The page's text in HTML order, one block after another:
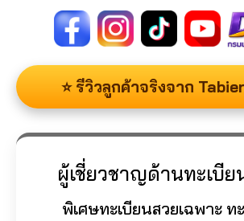
⭐ รีวิวลูกค้าจริงจาก
ผู้เชี่ยวชาญด้านทะเบีย
พิเศษทะเบียนสวยเฉพาะ ท